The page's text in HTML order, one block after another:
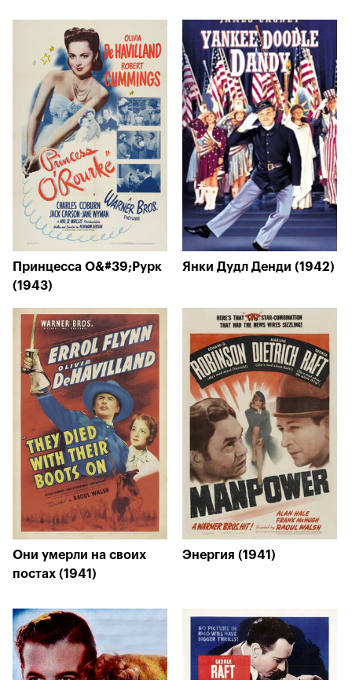
Принцесса О&#39;Рурк
(1943)
Янки Дудл Денди (1942)
Они умерли на своих
постах (1941)
Энергия (1941)